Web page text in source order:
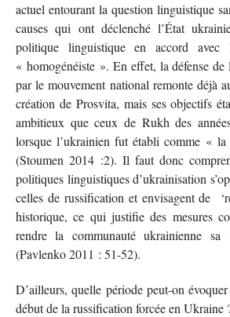
actuel entourant la question linguistique
causes qui ont déclenché l’État
politique linguistique en accord avec
« homogénéiste ». En effet, la défense
par le mouvement national remonte déjà
création de Prosvita, mais ses objectifs
ambitieux que ceux de Rukh des
lorsque l’ukrainien fut établi comme « la
(Stoumen 2014 :2). Il faut donc
politiques linguistiques d’ukrainisation
celles de russification et envisagent de
historique, ce qui justifie des mesures
rendre la communauté ukrainienne sa
(Pavlenko 2011 : 51-52).
D’ailleurs, quelle période peut-on
début de la russification forcée en Ukraine